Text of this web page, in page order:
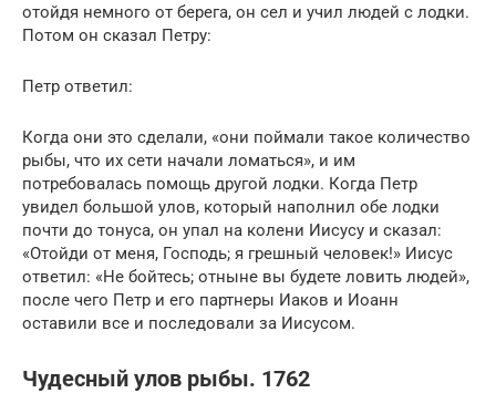
отойдя немного от берега, он сел и учил людей с лодки.
Потом он сказал Петру:
Петр ответил:
Когда они это сделали, «они поймали такое количество
рыбы, что их сети начали ломаться», и им
потребовалась помощь другой лодки. Когда Петр
увидел большой улов, который наполнил обе лодки
почти до тонуса, он упал на колени Иисусу и сказал:
«Отойди от меня, Господь; я грешный человек!» Иисус
ответил: «Не бойтесь; отныне вы будете ловить людей»,
после чего Петр и его партнеры Иаков и Иоанн
оставили все и последовали за Иисусом.
Чудесный улов рыбы. 1762